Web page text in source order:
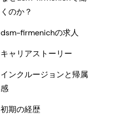
くのか？
dsm-firmenichの求人
キャリアストーリー
インクルージョンと帰属
感
初期の経歴